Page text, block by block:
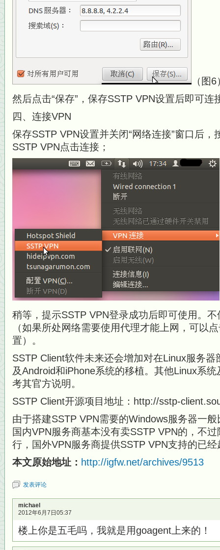
（图6
然后点击“保存”，保存SSTP VPN设置后即可连
四、连接VPN
保存SSTP VPN设置并关闭“网络连接”窗口后，
SSTP VPN点击连接；
稍等，提示SSTP VPN登录成功后即可使用。不
（如果所处网络需要使用代理才能上网，可以
置）。
SSTP Client软件未来还会增加对在Linux服务
及Android和iPhone系统的移植。其他Linux系
考其官方说明。
SSTP Client开源项目地址：http://sstp-
由于搭建SSTP VPN需要的Windows服务器一
国内VPN服务商基本没有卖SSTP VPN的，不
行，国外VPN服务商提供SSTP VPN支持的已
本文原始地址： http://igfw.net/archives/9513
发表评论
michael
2012年6月7日05:37
楼上你是五毛吗，我就是用goagent上来的！